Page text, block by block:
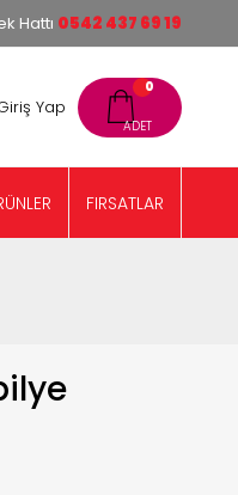
Hattı 0542 437 69 19
0
Yap
FIRSATLAR